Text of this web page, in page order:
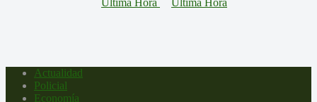
Actualidad
Policial
Economía